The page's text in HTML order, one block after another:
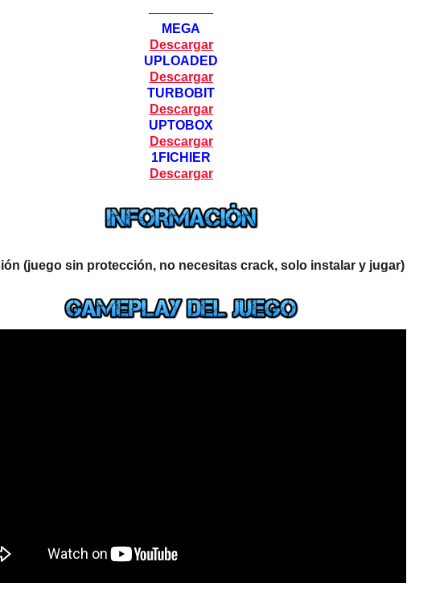
—————
MEGA
Descargar
UPLOADED
Descargar
TURBOBIT
Descargar
UPTOBOX
Descargar
1FICHIER
Descargar
(juego sin protección, no necesitas crack, solo instalar y jugar)